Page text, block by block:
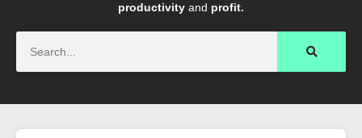
productivity and profit.